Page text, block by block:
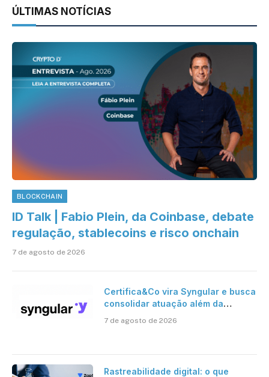
ÚLTIMAS NOTÍCIAS
BLOCKCHAIN
ID Talk | Fabio Plein, da Coinbase, debate
regulação, stablecoins e risco onchain
7 de agosto de 2026
Certifica&Co vira Syngular e busca
consolidar atuação além da
7 de agosto de 2026
Rastreabilidade digital: o que